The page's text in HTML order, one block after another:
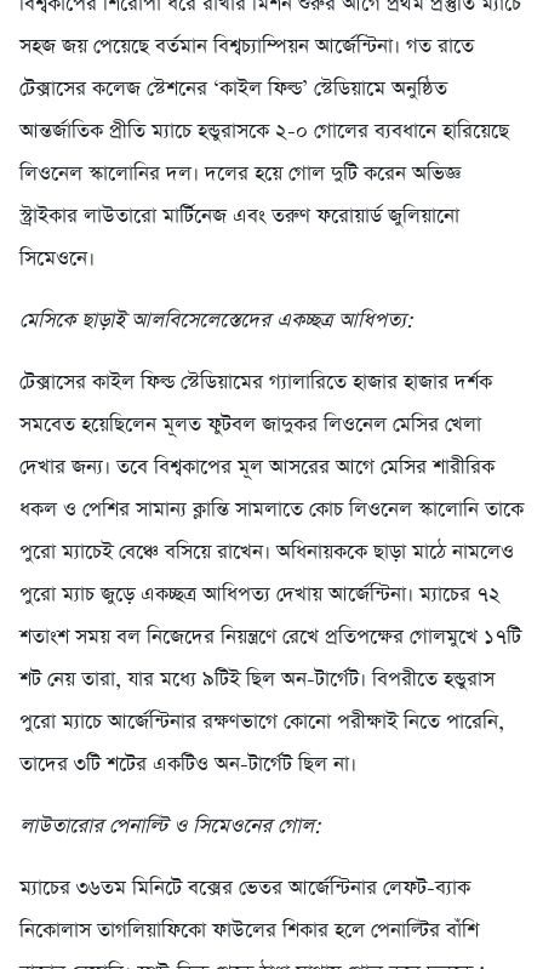
সহজ জয় পেয়েছে বর্তমান বিশ্বচ্যাম্পিয়ন আর্জেন্টিনা। গত রাতে
টেক্সাসের কলেজ স্টেশনের ‘কাইল ফিল্ড’ স্টেডিয়ামে অনুষ্ঠিত
আন্তর্জাতিক প্রীতি ম্যাচে হন্ডুরাসকে ২-০ গোলের ব্যবধানে হারিয়েছে
লিওনেল স্কালোনির দল। দলের হয়ে গোল দুটি করেন অভিজ্ঞ
স্ট্রাইকার লাউতারো মার্টিনেজ এবং তরুণ ফরোয়ার্ড জুলিয়ানো
সিমেওনে।
মেসিকে ছাড়াই আলবিসেলেস্তেদের একচ্ছত্র আধিপত্য:
টেক্সাসের কাইল ফিল্ড স্টেডিয়ামের গ্যালারিতে হাজার হাজার দর্শক
সমবেত হয়েছিলেন মূলত ফুটবল জাদুকর লিওনেল মেসির খেলা
দেখার জন্য। তবে বিশ্বকাপের মূল আসরের আগে মেসির শারীরিক
ধকল ও পেশির সামান্য ক্লান্তি সামলাতে কোচ লিওনেল স্কালোনি তাকে
পুরো ম্যাচেই বেঞ্চে বসিয়ে রাখেন। অধিনায়ককে ছাড়া মাঠে নামলেও
পুরো ম্যাচ জুড়ে একচ্ছত্র আধিপত্য দেখায় আর্জেন্টিনা। ম্যাচের ৭২
শতাংশ সময় বল নিজেদের নিয়ন্ত্রণে রেখে প্রতিপক্ষের গোলমুখে ১৭টি
শট নেয় তারা, যার মধ্যে ৯টিই ছিল অন-টার্গেট। বিপরীতে হন্ডুরাস
পুরো ম্যাচে আর্জেন্টিনার রক্ষণভাগে কোনো পরীক্ষাই নিতে পারেনি,
তাদের ৩টি শটের একটিও অন-টার্গেট ছিল না।
লাউতারোর পেনাল্টি ও সিমেওনের গোল:
ম্যাচের ৩৬তম মিনিটে বক্সের ভেতর আর্জেন্টিনার লেফট-ব্যাক
নিকোলাস তাগলিয়াফিকো ফাউলের শিকার হলে পেনাল্টির বাঁশি